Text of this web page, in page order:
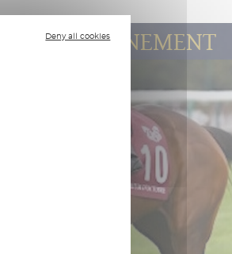
À L’ENTRAÎNEMENT
Deny all cookies